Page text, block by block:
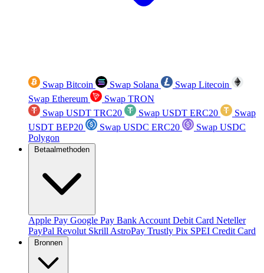
Swap Bitcoin Swap Solana
Swap Litecoin
Swap Ethereum
Swap TRON
Swap USDT TRC20
Swap USDT ERC20
Swap
USDT BEP20
Swap USDC ERC20
Swap USDC
Polygon
Betaalmethoden
Apple Pay Google Pay Bank Account Debit Card Neteller
PayPal Revolut Skrill AstroPay Trustly Pix SPEI Credit Card
Bronnen